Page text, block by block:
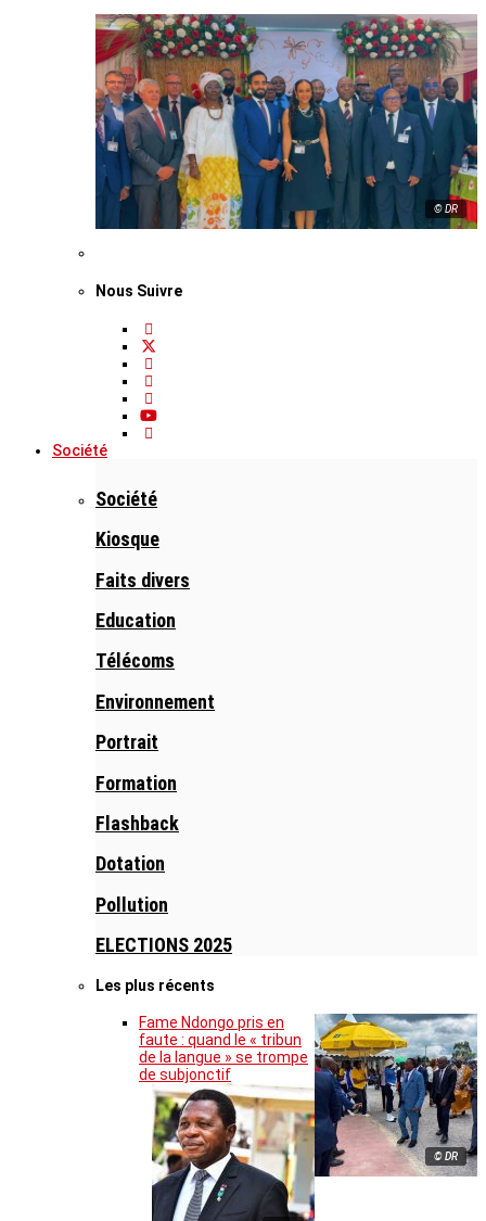
© DR
Nous Suivre
Société
Société
Kiosque
Faits divers
Education
Télécoms
Environnement
Portrait
Formation
Flashback
Dotation
Pollution
ELECTIONS 2025
Les plus récents
© DR
Fame Ndongo pris en
faute : quand le « tribun
de la langue » se trompe
de subjonctif